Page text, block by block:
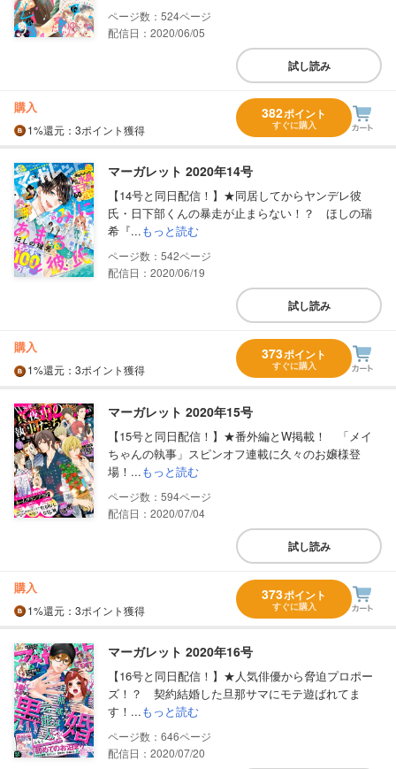
524
配信日：2020/06/05
試し読み
購入
1%還元 ：3ポイント獲得
382ポイント
すぐに購入
マーガレット 2020年14号
【14号と同日配信！】★同居してからヤンデレ彼
氏・日下部くんの暴走が止まらない！？ ほしの瑞
希『...もっと読む
542
配信日：2020/06/19
試し読み
購入
1%還元 ：3ポイント獲得
373ポイント
すぐに購入
マーガレット 2020年15号
【15号と同日配信！】★番外編とW掲載！ 「メイ
ちゃんの執事」スピンオフ連載に久々のお嬢様登
場！...もっと読む
594
配信日：2020/07/04
試し読み
購入
1%還元 ：3ポイント獲得
373ポイント
すぐに購入
マーガレット 2020年16号
【16号と同日配信！】★人気俳優から脅迫プロポー
ズ！？ 契約結婚した旦那サマにモテ遊ばれてま
す！...もっと読む
646
配信日：2020/07/20